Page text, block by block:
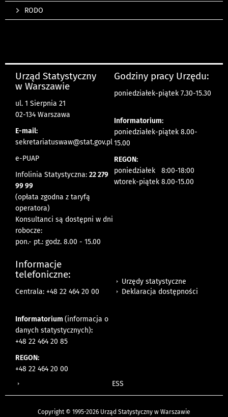
RODO
Urząd Statystyczny
w Warszawie
ul. 1 Sierpnia 21
02-134 Warszawa
E-mail:
sekretariatuswaw@stat.gov.pl
e-PUAP
Infolinia Statystyczna: 22 279
99 99
(opłata zgodna z taryfą
operatora)
Konsultanci są dostępni w dni
robocze:
pon.- pt.: godz. 8.00 - 15.00
Godziny pracy Urzędu:
poniedziałek-piątek 7.30-15.30
Informatorium:
poniedziałek-piątek 8.00-
15.00
REGON:
poniedziałek 8:00-18:00
wtorek-piątek 8.00-15.00
Informacje
telefoniczne:
Centrala: +48 22 464 20 00
Informatorium (informacja o
danych statystycznych):
+48 22 464 20 85
REGON:
+48 22 464 20 00
Urzędy statystyczne
Deklaracja dostępności
ESS
Copyright © 1995-2026 Urząd Statystyczny w Warszawie